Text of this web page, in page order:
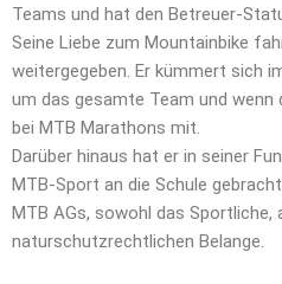
Teams und hat den Betreuer-
Seine Liebe zum Mountainbike
weitergegeben. Er kümmert sich
um das gesamte Team und
bei MTB Marathons mit.
Darüber hinaus hat er in seiner
MTB-Sport an die Schule
MTB AGs, sowohl das Sportliche,
naturschutzrechtlichen Belange.